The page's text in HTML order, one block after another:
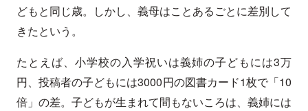
どもと同じ歳。しかし、義母はことあるごとに差別して
きたという。
たとえば、小学校の入学祝いは義姉の子どもには3万
円、投稿者の子どもには3000円の図書カード1枚で「10
倍」の差。子どもが生まれて間もないころは、義姉には